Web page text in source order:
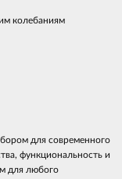
колебаниям
для современного
функциональность и
для любого